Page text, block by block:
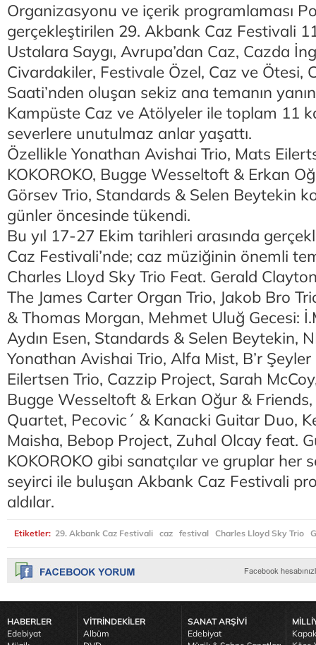
Organizasyonu ve içerik programlaması
gerçekleştirilen 29. Akbank Caz Festivali
Ustalara Saygı, Avrupa’dan Caz, Cazda
Civardakiler, Festivale Özel, Caz ve Ötesi,
Saati’nden oluşan sekiz ana temanın
Kampüste Caz ve Atölyeler ile toplam 11
severlere unutulmaz anlar yaşattı.
Özellikle Yonathan Avishai Trio, Mats
KOKOROKO, Bugge Wesseltoft & Erkan
Görsev Trio, Standards & Selen Beytekin
günler öncesinde tükendi.
Bu yıl 17-27 Ekim tarihleri arasında
Caz Festivali’nde; caz müziğinin önemli
Charles Lloyd Sky Trio Feat. Gerald
The James Carter Organ Trio, Jakob Bro
& Thomas Morgan, Mehmet Uluğ Gecesi:
Aydın Esen, Standards & Selen Beytekin,
Yonathan Avishai Trio, Alfa Mist, B’r Şeyler
Eilertsen Trio, Cazzip Project, Sarah
Bugge Wesseltoft & Erkan Oğur &
Quartet, Pecovic´ & Kanacki Guitar Duo,
Maisha, Bebop Project, Zuhal Olcay feat.
KOKOROKO gibi sanatçılar ve gruplar her
seyirci ile buluşan Akbank Caz Festivali
aldılar.
Etiketler: 29. Akbank Caz Festivali caz festival Charles Lloyd Sky Trio
HABERLER
Edebiyat
VİTRİNDEKİLER
Albüm
SANAT ARŞİVİ
Edebiyat